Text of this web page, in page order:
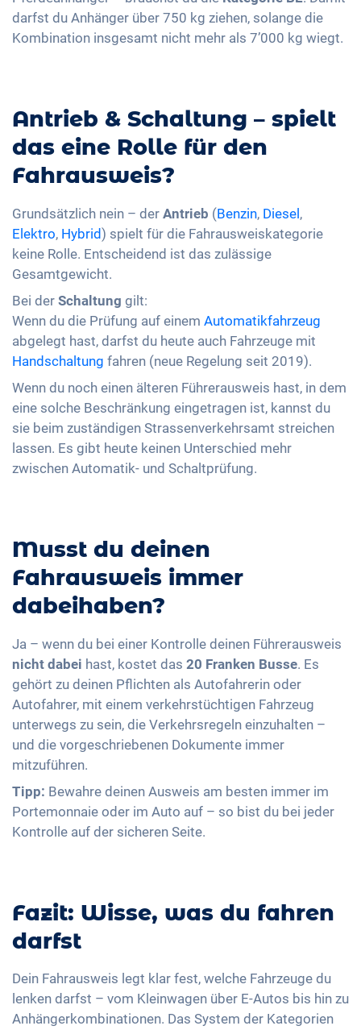
darfst du Anhänger über 750 kg ziehen, solange die
Kombination insgesamt nicht mehr als 7’000 kg wiegt.
Antrieb & Schaltung – spielt
das eine Rolle für den
Fahrausweis?
Grundsätzlich nein – der Antrieb (Benzin, Diesel,
Elektro, Hybrid) spielt für die Fahrausweiskategorie
keine Rolle. Entscheidend ist das zulässige
Gesamtgewicht.
Bei der Schaltung gilt:
Wenn du die Prüfung auf einem Automatikfahrzeug
abgelegt hast, darfst du heute auch Fahrzeuge mit
Handschaltung fahren (neue Regelung seit 2019).
Wenn du noch einen älteren Führerausweis hast, in dem
eine solche Beschränkung eingetragen ist, kannst du
sie beim zuständigen Strassenverkehrsamt streichen
lassen. Es gibt heute keinen Unterschied mehr
zwischen Automatik- und Schaltprüfung.
Musst du deinen
Fahrausweis immer
dabeihaben?
Ja – wenn du bei einer Kontrolle deinen Führerausweis
nicht dabei hast, kostet das 20 Franken Busse. Es
gehört zu deinen Pflichten als Autofahrerin oder
Autofahrer, mit einem verkehrstüchtigen Fahrzeug
unterwegs zu sein, die Verkehrsregeln einzuhalten –
und die vorgeschriebenen Dokumente immer
mitzuführen.
Tipp: Bewahre deinen Ausweis am besten immer im
Portemonnaie oder im Auto auf – so bist du bei jeder
Kontrolle auf der sicheren Seite.
Fazit: Wisse, was du fahren
darfst
Dein Fahrausweis legt klar fest, welche Fahrzeuge du
lenken darfst – vom Kleinwagen über E-Autos bis hin zu
Anhängerkombinationen. Das System der Kategorien